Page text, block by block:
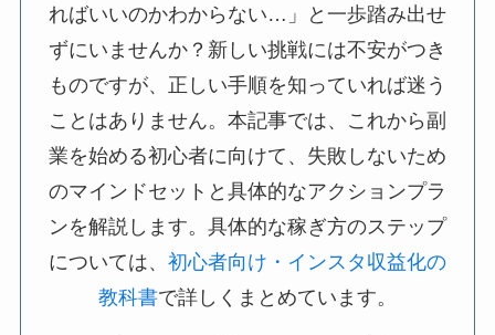
ればいいのかわからない…」と一歩踏み出せ
ずにいませんか？新しい挑戦には不安がつき
ものですが、正しい手順を知っていれば迷う
ことはありません。本記事では、これから副
業を始める初心者に向けて、失敗しないため
のマインドセットと具体的なアクションプラ
ンを解説します。具体的な稼ぎ方のステップ
については、 初心者向け・インスタ収益化の
教科書で詳しくまとめています。